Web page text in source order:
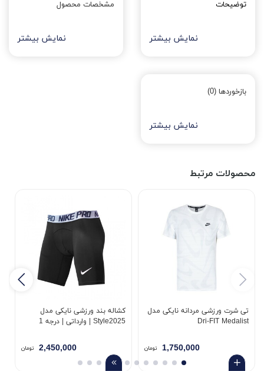
توضیحات
نمایش بیشتر
مشخصات محصول
نمایش بیشتر
بازخوردها (0)
نمایش بیشتر
محصولات مرتبط
تی شرت ورزشی مردانه نایکی مدل
Dri-FIT Medalist
1,750,000 تومان
کشاله بند ورزشی نایکی مدل
Style2025 | وارداتی | درجه 1
2,450,000 تومان